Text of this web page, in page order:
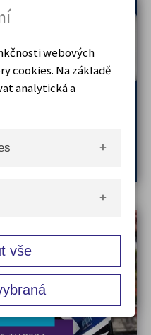
webových
cookies. Na základě
analytická a
Tyto
prohlížeči a
při návštěvě
straně klienta v
nebo ruční
při